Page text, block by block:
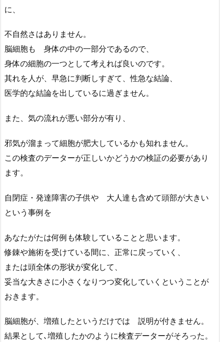
に、
不自然さはありません。
脳細胞も 身体の中の一部分であるので、
身体の細胞の一つとして考えれば良いのです。
其れを人が、早急に判断しすぎて、性急な結論、
医学的な結論を出しているに過ぎません。
また、気の流れが悪い部分が有り、
邪気が溜まって細胞が肥大しているかも知れません。
この検査のデーターが正しいかどうかの検証の必要があり
ます。
自閉症・発達障害の子供や 大人達も含めて頭部が大きい
という事例を
あなたがたは何例も体験していることと思います。
修錬や施術を受けている間に、正常に戻っていく、
または頭全体の形状が変化して、
妥当な大きさに小さくなりつつ変化していくということが
おきます。
脳細胞が、増殖したというだけでは 説明が付きません。
結果として､増殖したかのように検査データーがそろった。